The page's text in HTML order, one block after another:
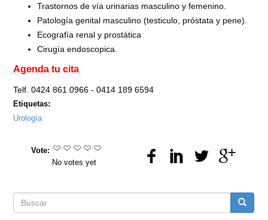
Trastornos de vía urinarias masculino y femenino.
Patología genital masculino (testiculo, próstata y pene).
Ecografía renal y prostática
Cirugía endoscopica.
Agenda tu cita
Telf. 0424 861 0966 - 0414 189 6594
Etiquetas:
Urología
Vote:
No votes yet
Formulario